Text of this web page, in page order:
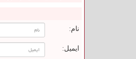
نام:
ایمیل: